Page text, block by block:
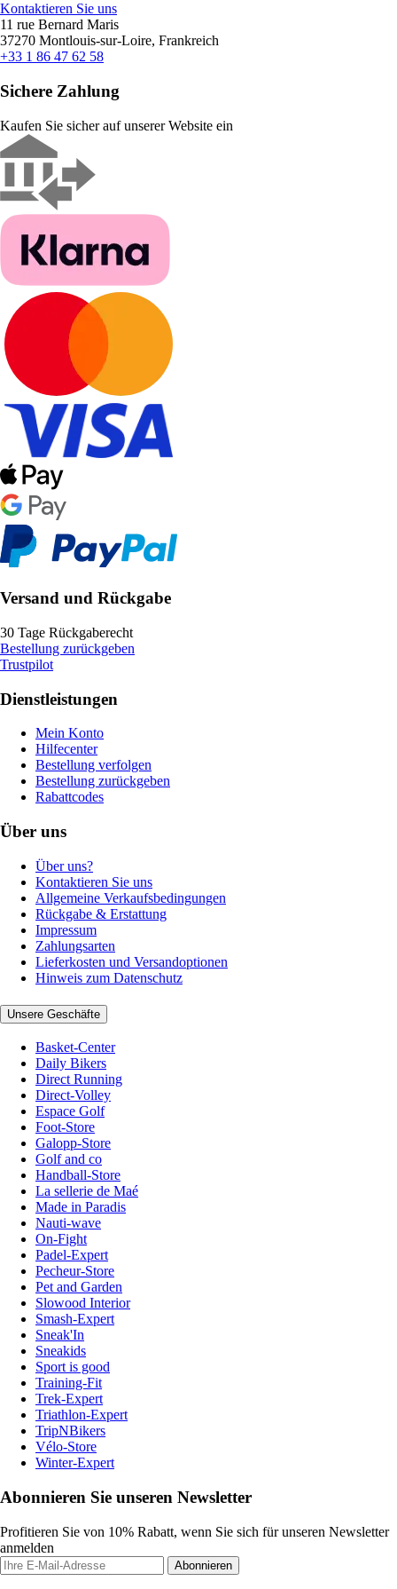
Kontaktieren Sie uns
11 rue Bernard Maris
37270 Montlouis-sur-Loire, Frankreich
+33 1 86 47 62 58
Sichere Zahlung
Kaufen Sie sicher auf unserer Website ein
Versand und Rückgabe
30 Tage Rückgaberecht
Bestellung zurückgeben
Trustpilot
Dienstleistungen
Mein Konto
Hilfecenter
Bestellung verfolgen
Bestellung zurückgeben
Rabattcodes
Über uns
Über uns?
Kontaktieren Sie uns
Allgemeine Verkaufsbedingungen
Rückgabe & Erstattung
Impressum
Zahlungsarten
Lieferkosten und Versandoptionen
Hinweis zum Datenschutz
Unsere Geschäfte
Basket-Center
Daily Bikers
Direct Running
Direct-Volley
Espace Golf
Foot-Store
Galopp-Store
Golf and co
Handball-Store
La sellerie de Maé
Made in Paradis
Nauti-wave
On-Fight
Padel-Expert
Pecheur-Store
Pet and Garden
Slowood Interior
Smash-Expert
Sneak'In
Sneakids
Sport is good
Training-Fit
Trek-Expert
Triathlon-Expert
TripNBikers
Vélo-Store
Winter-Expert
Abonnieren Sie unseren Newsletter
Profitieren Sie von 10% Rabatt, wenn Sie sich für unseren Newsletter
anmelden
Abonnieren